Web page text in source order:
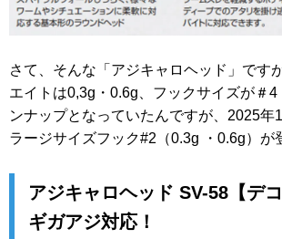
さて、そんな「アジキャロヘッド」です
エイトは0,3g・0.6g、フックサイズが＃4
ンナップとなっていたんですが、2025年
ラージサイズフック#2（0.3g ・0.6g）が
アジキャロヘッド SV-58【デコ
ギガアジ対応！